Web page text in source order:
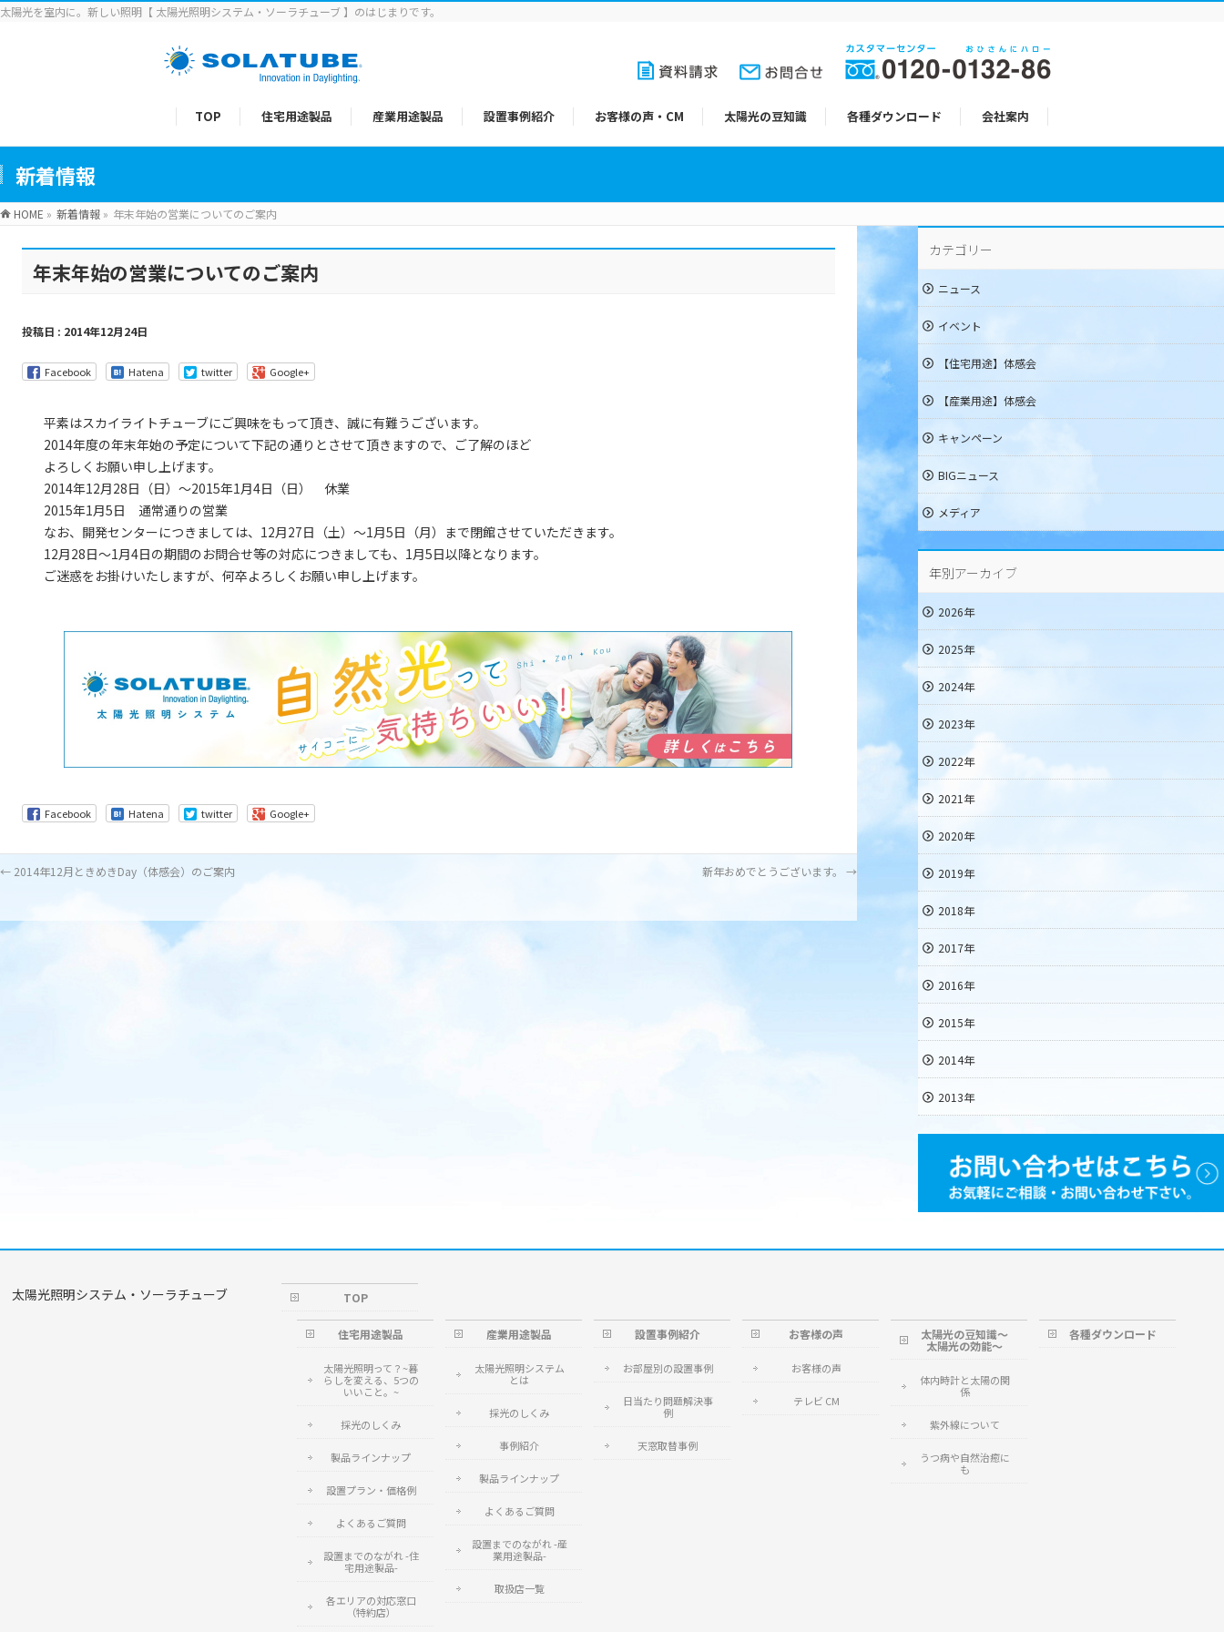
太陽光を室内に。新しい照明【 太陽光照明システム・ソーラチューブ 】のはじまりです。
TOP 住宅用途製品 産業用途製品 設置事例紹介 お客様の声・CM 太陽光の豆知識 各種ダウンロード 会社案内
新着情報
HOME » 新着情報 » 年末年始の営業についてのご案内
年末年始の営業についてのご案内
投稿日 : 2014年12月24日
Facebook Hatena twitter Google+
平素はスカイライトチューブにご興味をもって頂き、誠に有難うございます。
2014年度の年末年始の予定について下記の通りとさせて頂きますので、ご了解のほど
よろしくお願い申し上げます。
2014年12月28日（日）～2015年1月4日（日） 休業
2015年1月5日 通常通りの営業
なお、開発センターにつきましては、12月27日（土）～1月5日（月）まで閉館させていただきます。
12月28日～1月4日の期間のお問合せ等の対応につきましても、1月5日以降となります。
ご迷惑をお掛けいたしますが、何卒よろしくお願い申し上げます。
Facebook Hatena twitter Google+
← 2014年12月ときめきDay（体感会）のご案内 新年おめでとうございます。 →
カテゴリー
ニュース
イベント
【住宅用途】体感会
【産業用途】体感会
キャンペーン
BIGニュース
メディア
年別アーカイブ
2026年
2025年
2024年
2023年
2022年
2021年
2020年
2019年
2018年
2017年
2016年
2015年
2014年
2013年
太陽光照明システム・ソーラチューブ TOP
住宅用途製品
太陽光照明って？~暮
らしを変える、5つの
いいこと。~
採光のしくみ
製品ラインナップ
設置プラン・価格例
よくあるご質問
設置までのながれ -住
宅用途製品-
各エリアの対応窓口
（特約店）
産業用途製品
太陽光照明システム
とは
採光のしくみ
事例紹介
製品ラインナップ
よくあるご質問
設置までのながれ -産
業用途製品-
取扱店一覧
設置事例紹介
お部屋別の設置事例
日当たり問題解決事
例
天窓取替事例
お客様の声
お客様の声
テレビ CM
太陽光の豆知識～
太陽光の効能～
体内時計と太陽の関
係
紫外線について
うつ病や自然治癒に
も
各種ダウンロード